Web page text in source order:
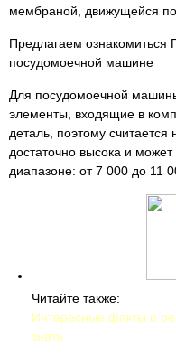
мембраной, движущейся
Предлагаем ознакомиться
посудомоечной машине
Для посудомоечной
элементы, входящие в
деталь, поэтому
достаточно высока и
диапазоне: от 7 000 до 11
Читайте также:
Интересные факты о
знать